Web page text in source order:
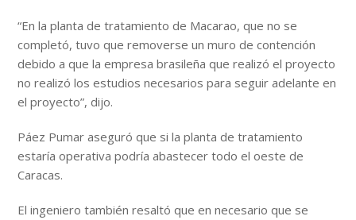
“En la planta de tratamiento de Macarao, que no se
completó, tuvo que removerse un muro de contención
debido a que la empresa brasileña que realizó el proyecto
no realizó los estudios necesarios para seguir adelante en
el proyecto”, dijo.
Páez Pumar aseguró que si la planta de tratamiento
estaría operativa podría abastecer todo el oeste de
Caracas.
El ingeniero también resaltó que en necesario que se